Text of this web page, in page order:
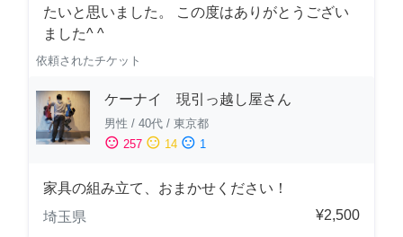
たいと思いました。 この度はありがとうござい
ました^ ^
依頼されたチケット
ケーナイ 現引っ越し屋さん
男性 / 40代 / 東京都
sentiment_satisfied 257 sentiment_neutral 14 sentiment_dissatisfied 1
家具の組み立て、おまかせください！
埼玉県
¥2,500